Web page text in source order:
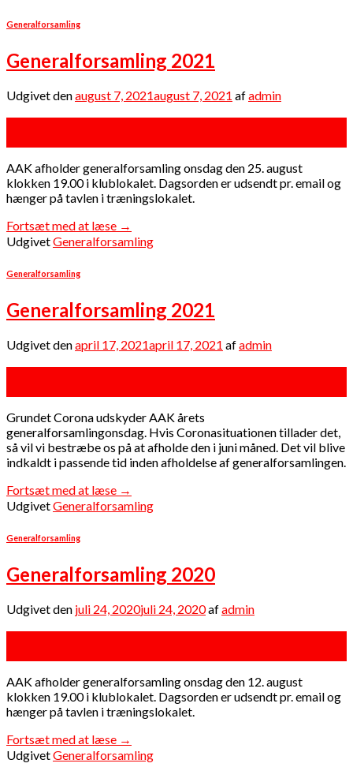
Generalforsamling
Generalforsamling 2021
Udgivet denaugust 7, 2021august 7, 2021 afadmin
AAK afholder generalforsamling onsdag den 25. august
klokken 19.00 i klublokalet. Dagsorden er udsendt pr. email og
hænger på tavlen i træningslokalet.
Fortsæt med at læse →
UdgivetGeneralforsamling
Generalforsamling
Generalforsamling 2021
Udgivet denapril 17, 2021april 17, 2021 afadmin
Grundet Corona udskyder AAK årets
generalforsamlingonsdag. Hvis Coronasituationen tillader det,
så vil vi bestræbe os på at afholde den i juni måned. Det vil blive
indkaldt i passende tid inden afholdelse af generalforsamlingen.
Fortsæt med at læse →
UdgivetGeneralforsamling
Generalforsamling
Generalforsamling 2020
Udgivet den juli 24, 2020juli 24, 2020afadmin
AAK afholder generalforsamling onsdag den 12. august
klokken 19.00 i klublokalet. Dagsorden er udsendt pr. email og
hænger på tavlen i træningslokalet.
Fortsæt med at læse →
UdgivetGeneralforsamling